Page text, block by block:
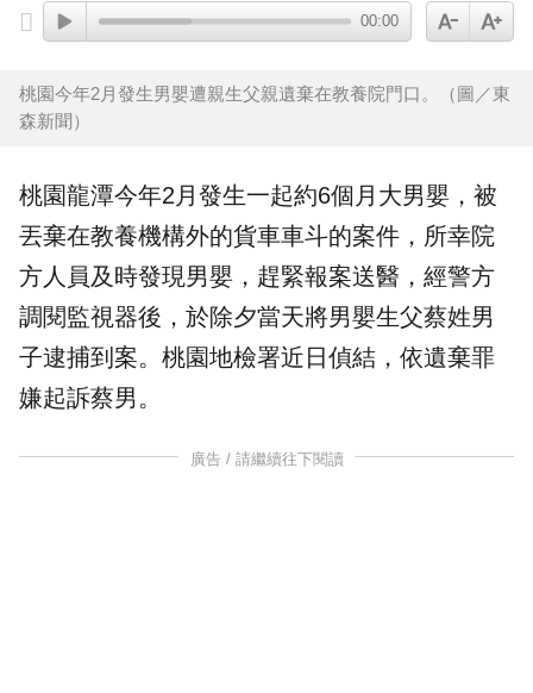
00:00
桃園今年2月發生男嬰遭親生父親遺棄在教養院門口。（圖／東
森新聞）
桃園龍潭今年2月發生一起約6個月大男嬰 ，被
丟棄在教養機構外的貨車車斗的案件，所幸院
方人員及時發現男嬰，趕緊報案送醫，經警方
調閱監視器後，於除夕當天將男嬰生父蔡姓男
子逮捕到案。桃園地檢署近日偵結，依遺棄罪
嫌起訴蔡男。
廣告 / 請繼續往下閱讀